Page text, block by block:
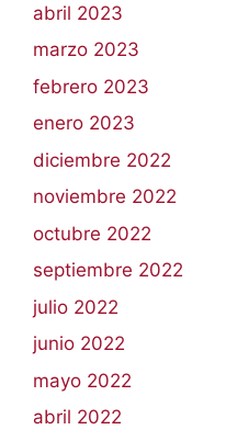
abril 2023
marzo 2023
febrero 2023
enero 2023
diciembre 2022
noviembre 2022
octubre 2022
septiembre 2022
julio 2022
junio 2022
mayo 2022
abril 2022